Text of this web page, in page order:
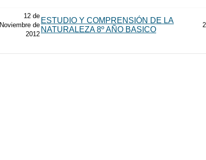
12 de
Noviembre de
2012
ESTUDIO Y COMPRENSIÓN DE LA
NATURALEZA 8º AÑO BASICO